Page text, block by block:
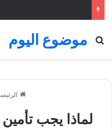
موضوع اليوم
بحث عن
لماذا يجب